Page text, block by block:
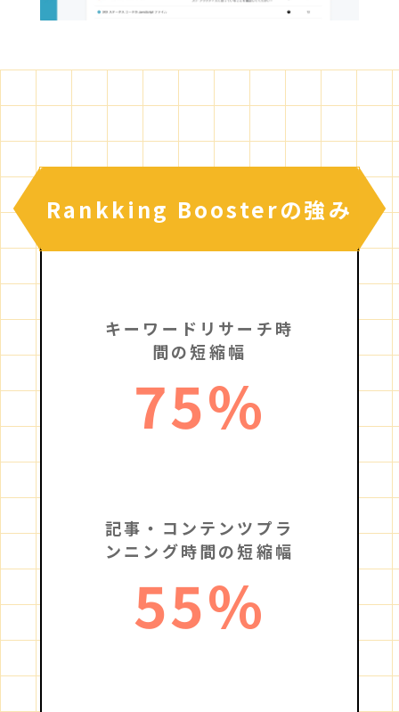
Rankking Boosterの強み
キーワードリサーチ時
間の短縮幅
75%
記事・コンテンツプラ
ンニング時間の短縮幅
55%